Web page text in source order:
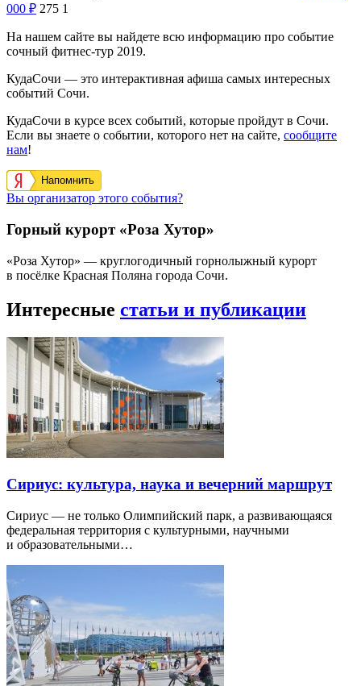
000 ₽ 275 1
На нашем сайте вы найдете всю информацию про событие
сочный фитнес-тур 2019.
КудаСочи — это интерактивная афиша самых интересных
событий Сочи.
КудаСочи в курсе всех событий, которые пройдут в Сочи.
Если вы знаете о событии, которого нет на сайте, сообщите
нам!
Напомнить
Вы организатор этого события?
Горный курорт «Роза Хутор»
«Роза Хутор» — круглогодичный горнолыжный курорт
в посёлке Красная Поляна города Сочи.
Интересные статьи и публикации
Сириус: культура, наука и вечерний маршрут
Сириус — не только Олимпийский парк, а развивающаяся
федеральная территория с культурными, научными
и образовательными…